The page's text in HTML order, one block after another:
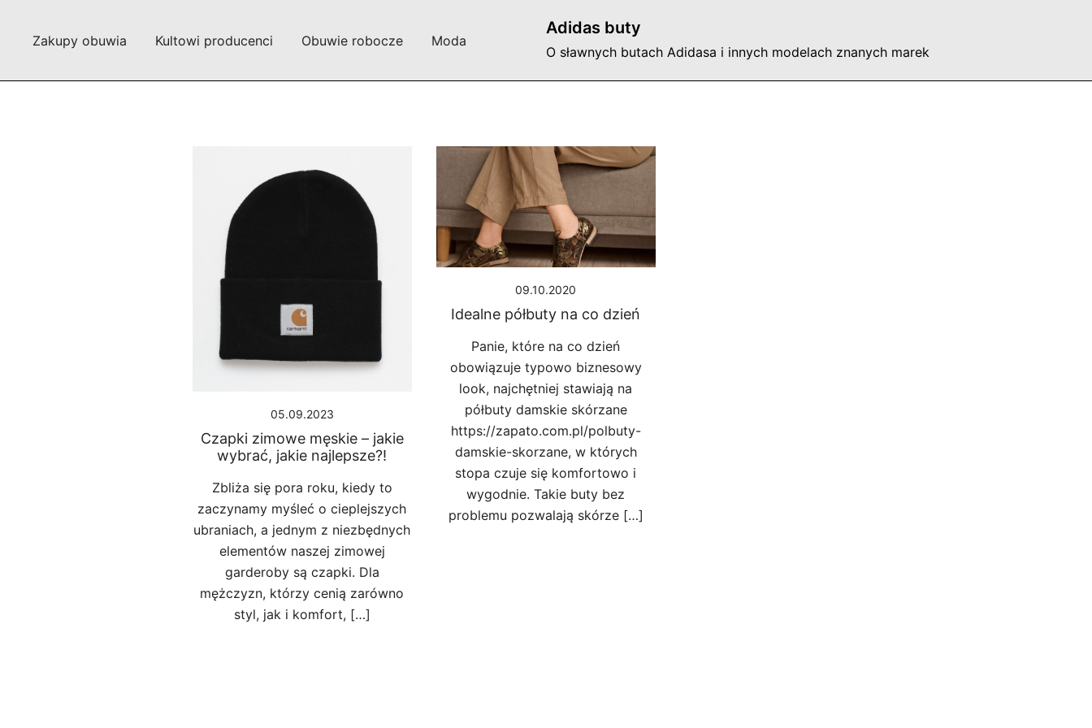
Zakupy obuwia Kultowi producenci Obuwie robocze Moda
Adidas buty
O sławnych butach Adidasa i innych modelach znanych marek
05.09.2023
Czapki zimowe męskie – jakie
wybrać, jakie najlepsze?!
Zbliża się pora roku, kiedy to
zaczynamy myśleć o cieplejszych
ubraniach, a jednym z niezbędnych
elementów naszej zimowej
garderoby są czapki. Dla
mężczyzn, którzy cenią zarówno
styl, jak i komfort, […]
09.10.2020
Idealne półbuty na co dzień
Panie, które na co dzień
obowiązuje typowo biznesowy
look, najchętniej stawiają na
półbuty damskie skórzane
https://zapato.com.pl/polbuty-
damskie-skorzane, w których
stopa czuje się komfortowo i
wygodnie. Takie buty bez
problemu pozwalają skórze […]